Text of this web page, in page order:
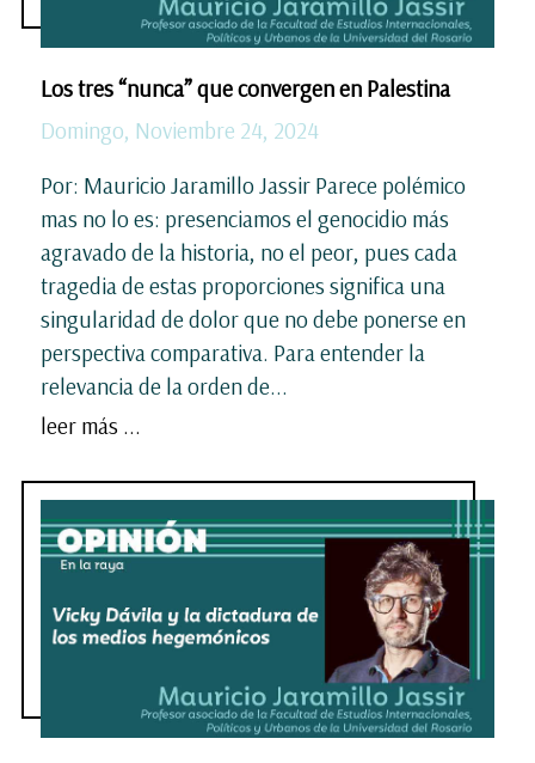
Los tres “nunca” que convergen en Palestina
Domingo, Noviembre 24, 2024
Por: Mauricio Jaramillo Jassir Parece polémico
mas no lo es: presenciamos el genocidio más
agravado de la historia, no el peor, pues cada
tragedia de estas proporciones significa una
singularidad de dolor que no debe ponerse en
perspectiva comparativa. Para entender la
relevancia de la orden de...
leer más ...